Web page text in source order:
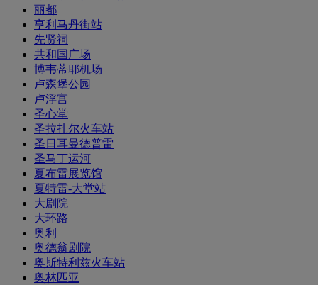
丽都
亨利马丹街站
先贤祠
共和国广场
博韦蒂耶机场
卢森堡公园
卢浮宫
圣心堂
圣拉扎尔火车站
圣日耳曼德普雷
圣马丁运河
夏布雷展览馆
夏特雷-大堂站
大剧院
大环路
奥利
奥德翁剧院
奥斯特利兹火车站
奥林匹亚